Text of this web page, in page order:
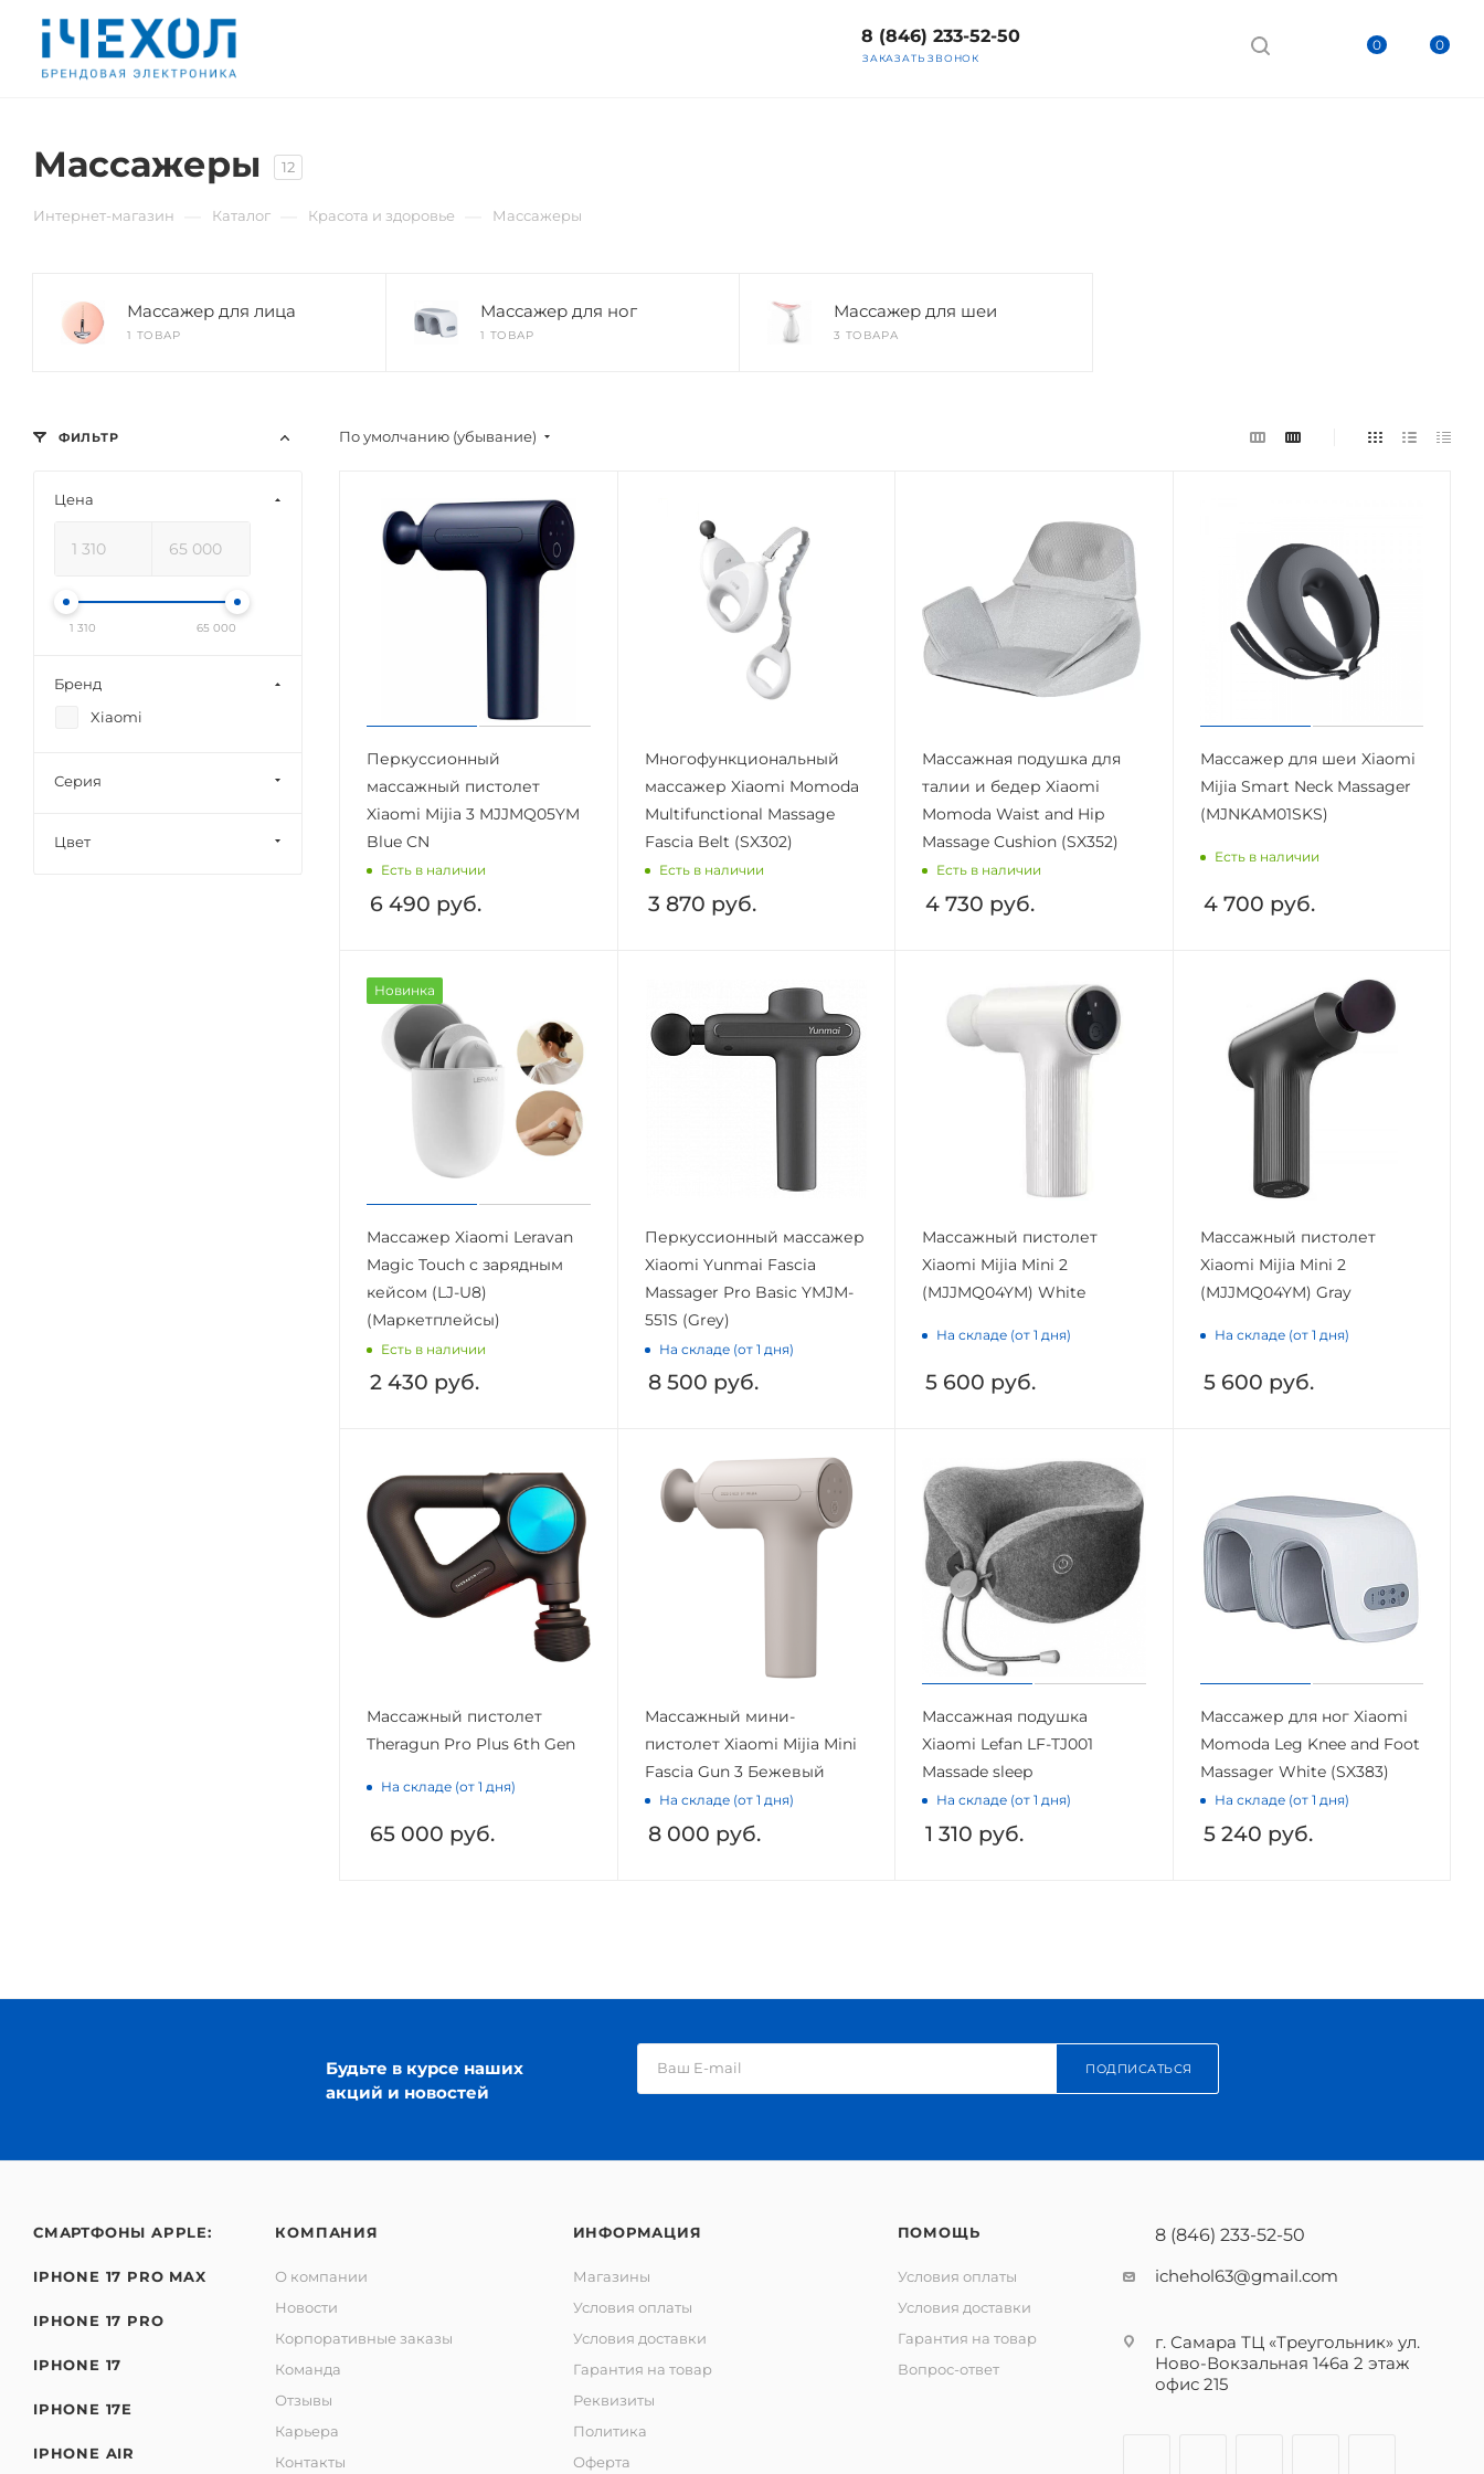
0 0
8 (846) 233-52-50
ЗАКАЗАТЬ ЗВОНОК
Массажеры 12
Интернет-магазин Каталог Красота и здоровье Массажеры
Массажер для лица
1 ТОВАР
Массажер для ног
1 ТОВАР
Массажер для шеи
3 ТОВАРА
По умолчанию (убывание)
Перкуссионный
массажный пистолет
Xiaomi Mijia 3 MJJMQ05YM
Blue CN
Есть в наличии
6 490 руб.
Многофункциональный
массажер Xiaomi Momoda
Multifunctional Massage
Fascia Belt (SX302)
Есть в наличии
3 870 руб.
Массажная подушка для
талии и бедер Xiaomi
Momoda Waist and Hip
Massage Cushion (SX352)
Есть в наличии
4 730 руб.
Массажер для шеи Xiaomi
Mijia Smart Neck Massager
(MJNKAM01SKS)
Есть в наличии
4 700 руб.
Новинка
Массажер Xiaomi Leravan
Magic Touch с зарядным
кейсом (LJ-U8)
(Маркетплейсы)
Есть в наличии
2 430 руб.
Перкуссионный массажер
Xiaomi Yunmai Fascia
Massager Pro Basic YMJM-
551S (Grey)
На складе (от 1 дня)
8 500 руб.
Массажный пистолет
Xiaomi Mijia Mini 2
(MJJMQ04YM) White
На складе (от 1 дня)
5 600 руб.
Массажный пистолет
Xiaomi Mijia Mini 2
(MJJMQ04YM) Gray
На складе (от 1 дня)
5 600 руб.
Массажный пистолет
Theragun Pro Plus 6th Gen
На складе (от 1 дня)
65 000 руб.
Массажный мини-
пистолет Xiaomi Mijia Mini
Fascia Gun 3 Бежевый
На складе (от 1 дня)
8 000 руб.
Массажная подушка
Xiaomi Lefan LF-TJ001
Massade sleep
На складе (от 1 дня)
1 310 руб.
Массажер для ног Xiaomi
Momoda Leg Knee and Foot
Massager White (SX383)
На складе (от 1 дня)
5 240 руб.
ФИЛЬТР
Цена
1 310 65 000
Бренд
Xiaomi
Серия
Цвет
Будьте в курсе наших
акций и новостей
ПОДПИСАТЬСЯ
СМАРТФОНЫ APPLE:
IPHONE 17 PRO MAX
IPHONE 17 PRO
IPHONE 17
IPHONE 17E
IPHONE AIR
КОМПАНИЯ
О компании
Новости
Корпоративные заказы
Команда
Отзывы
Карьера
Контакты
ИНФОРМАЦИЯ
Магазины
Условия оплаты
Условия доставки
Гарантия на товар
Реквизиты
Политика
Оферта
ПОМОЩЬ
Условия оплаты
Условия доставки
Гарантия на товар
Вопрос-ответ
8 (846) 233-52-50
ichehol63@gmail.com
г. Самара ТЦ «Треугольник» ул.
Ново-Вокзальная 146а 2 этаж
офис 215